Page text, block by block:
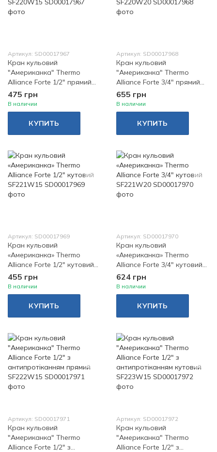
Артикул: SD00017967
Кран кульовий
"Американка" Thermo
Alliance Forte 1/2" прямий
SF220W15
475 грн
В наличии
КУПИТЬ
Артикул: SD00017968
Кран кульовий
"Американка" Thermo
Alliance Forte 3/4" прямий
SF220W20
655 грн
В наличии
КУПИТЬ
Артикул: SD00017969
Кран кульовий
«Американка» Thermo
Alliance Forte 1/2" кутовий
SF221W15
455 грн
В наличии
КУПИТЬ
Артикул: SD00017970
Кран кульовий
«Американка» Thermo
Alliance Forte 3/4" кутовий
SF221W20
624 грн
В наличии
КУПИТЬ
Артикул: SD00017971
Кран кульовий
"Американка" Thermo
Alliance Forte 1/2" з
Артикул: SD00017972
Кран кульовий
"Американка" Thermo
Alliance Forte 1/2" з